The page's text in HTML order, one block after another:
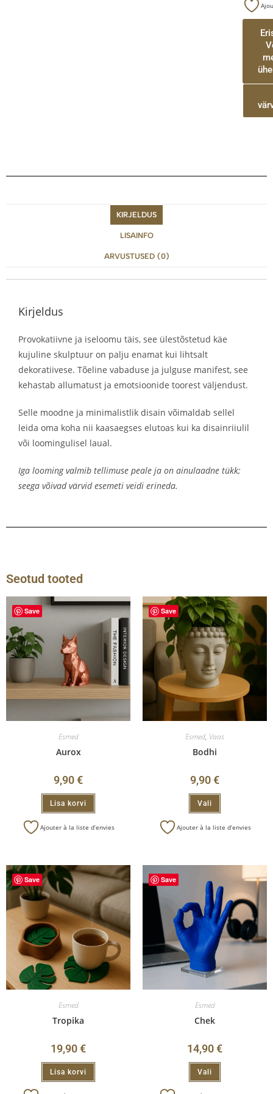
KIRJELDUS
LISAINFO
ARVUSTUSED (0)
Kirjeldus
Provokatiivne ja iseloomu täis, see ülestõstetud käe
kujuline skulptuur on palju enamat kui lihtsalt
dekoratiivese. Tõeline vabaduse ja julguse manifest, see
kehastab allumatust ja emotsioonide toorest väljendust.
Selle moodne ja minimalistlik disain võimaldab sellel
leida oma koha nii kaasaegses elutoas kui ka disainriiulil
või loomingulisel laual.
Iga looming valmib tellimuse peale ja on ainulaadne tükk;
seega võivad värvid esemeti veidi erineda.
Seotud tooted
Save
Esmed
Aurox
9,90€
Lisa korvi
Ajouter à la liste d’envies
Save
Esmed, Vaas
Bodhi
9,90€
Vali
Ajouter à la liste d’envies
Save
Esmed
Tropika
19,90€
Lisa korvi
Save
Esmed
Chek
14,90€
Vali